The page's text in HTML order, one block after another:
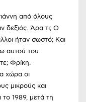
από όλους
δεξιός. Άρα τι; Ο
ήταν σωστό; Και
αυτού του
Φρίκη.
χώρα οι
μικρούς και
1989, μετά τη